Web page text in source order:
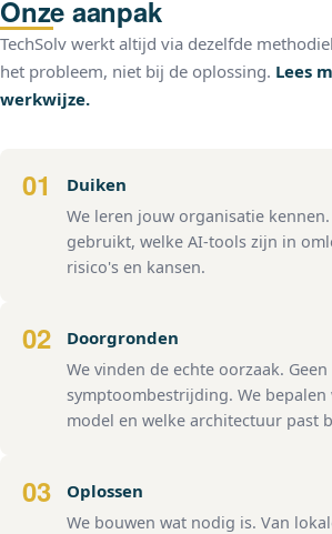
Onze aanpak
TechSolv werkt altijd via dezelfde
het probleem, niet bij de oplossing. Lees
werkwijze.
01 Duiken
We leren jouw organisatie
gebruikt, welke AI-tools zijn in
risico's en kansen.
02 Doorgronden
We vinden de echte oorzaak. Geen
symptoombestrijding. We bepalen
model en welke architectuur past
03 Oplossen
We bouwen wat nodig is. Van